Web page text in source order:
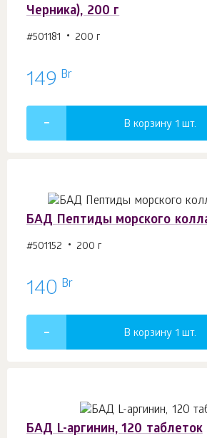
Черника), 200 г
#501181 200 г
149 Br
В корзину 1 шт.
БАД Пептиды морского
#501152 200 г
140 Br
В корзину 1 шт.
БАД L-аргинин, 120 таблеток